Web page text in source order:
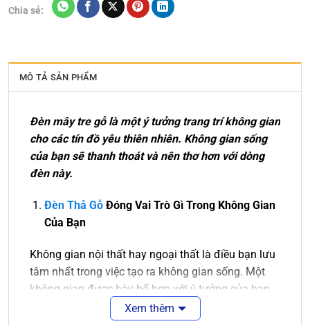
Chia sẻ:
MÔ TẢ SẢN PHẨM
Đèn mây tre gỗ là một ý tưởng trang trí không gian
cho các tín đồ yêu thiên nhiên. Không gian sống
của bạn sẽ thanh thoát và nên thơ hơn với dòng
đèn này.
Đèn Thả Gỗ Đóng Vai Trò Gì Trong Không Gian
Của Bạn
Không gian nội thất hay ngoại thất là điều bạn lưu
tâm nhất trong việc tạo ra không gian sống. Một
không gian được bày bố hợp với ý tưởng của bạn
là điều tuyệt vời. Sẽ tuyệt vời hơn nếu không gian
Xem thêm